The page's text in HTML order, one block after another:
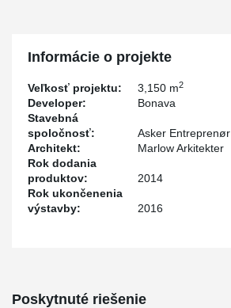
Informácie o projekte
Veľkosť projektu: 3,150 m2
Developer:
Bonava
Stavebná
spoločnosť:
Asker Entreprenør
Architekt:
Marlow Arkitekter
Rok dodania
produktov:
2014
Rok ukončenenia
výstavby:
2016
Poskytnuté riešenie